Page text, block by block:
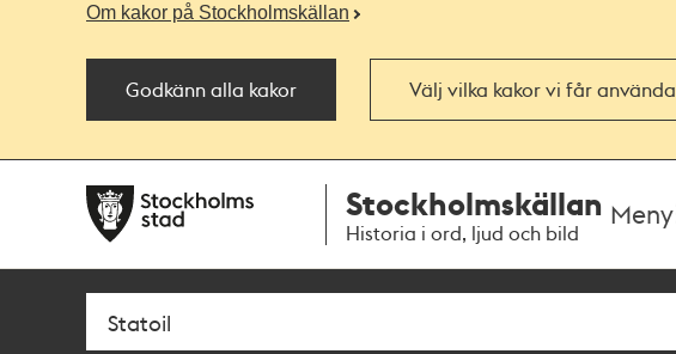
Om kakor på Stockholmskällan
Godkänn alla kakor Välj vilka kakor vi får använda
navigationen
huvudinnehållet
Stockholmskällan
Historia i ord, ljud och bild
Meny
Sök